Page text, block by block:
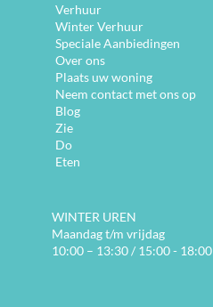
Verhuur
Winter Verhuur
Speciale Aanbiedingen
Over ons
Plaats uw woning
Neem contact met ons op
Blog
Zie
Do
Eten
WINTER UREN
Maandag t/m vrijdag
10:00 – 13:30 / 15:00 - 18:00